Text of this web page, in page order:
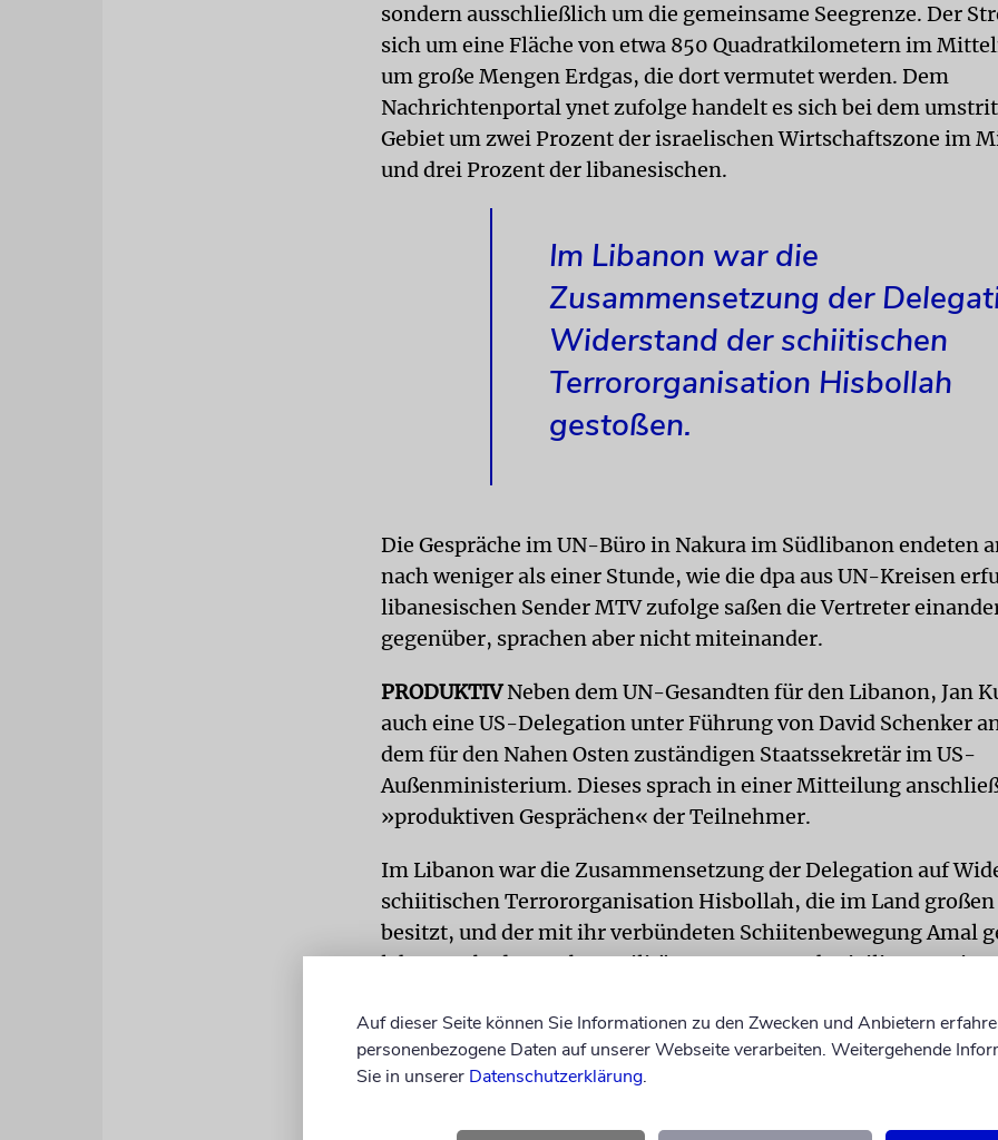
sondern ausschließlich um die gemeinsame Seegrenze. Der
sich um eine Fläche von etwa 850 Quadratkilometern im
um große Mengen Erdgas, die dort vermutet werden. Dem
Nachrichtenportal ynet zufolge handelt es sich bei dem
Gebiet um zwei Prozent der israelischen Wirtschaftszone im
und drei Prozent der libanesischen.
Im Libanon war die
Zusammensetzung der
Widerstand der schiitischen
Terrororganisation Hisbollah
gestoßen.
Die Gespräche im UN-Büro in Nakura im Südlibanon endeten
nach weniger als einer Stunde, wie die dpa aus UN-Kreisen
libanesischen Sender MTV zufolge saßen die Vertreter
gegenüber, sprachen aber nicht miteinander.
PRODUKTIVNeben dem UN-Gesandten für den Libanon, Jan
auch eine US-Delegation unter Führung von David Schenker
dem für den Nahen Osten zuständigen Staatssekretär im US-
Außenministerium. Dieses sprach in einer Mitteilung
»produktiven Gesprächen« der Teilnehmer.
Im Libanon war die Zusammensetzung der Delegation auf
schiitischen Terrororganisation Hisbollah, die im Land
besitzt, und der mit ihr verbündeten Schiitenbewegung Amal
lehnten ab, dass neben Militärvertretern auch Zivilisten - ein
- für den Libanon an den Gesprächen teilnehmen sollten. An
israelischen Delegation stand Uri Adiri, der Leiter des
Energieministeriums.
Auf dieser Seite können Sie Informationen zu den Zwecken und Anbietern
personenbezogene Daten auf unserer Webseite verarbeiten. Weitergehende
Sie in unserer Datenschutzerklärung.